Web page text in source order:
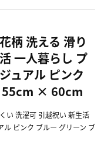
柄 洗える 滑り
一人暮らし プ
ュアル ピンク
55cm × 60cm
い 洗濯可 引越祝い 新生活
ル ピンク ブルー グリーン ブ